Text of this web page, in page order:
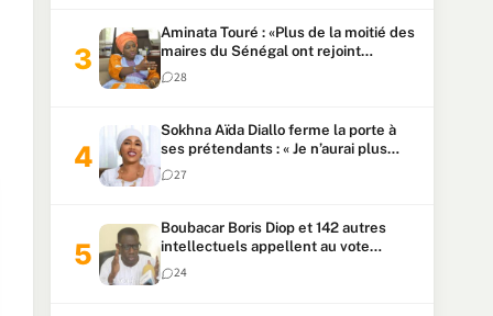
Aminata Touré : «Plus de la moitié des
maires du Sénégal ont rejoint
Kiiraay»
28
Sokhna Aïda Diallo ferme la porte à
ses prétendants : « Je n’aurai plus
jamais un autre mari »
27
Boubacar Boris Diop et 142 autres
intellectuels appellent au vote
urgent de la révision
constitutionnelle
24